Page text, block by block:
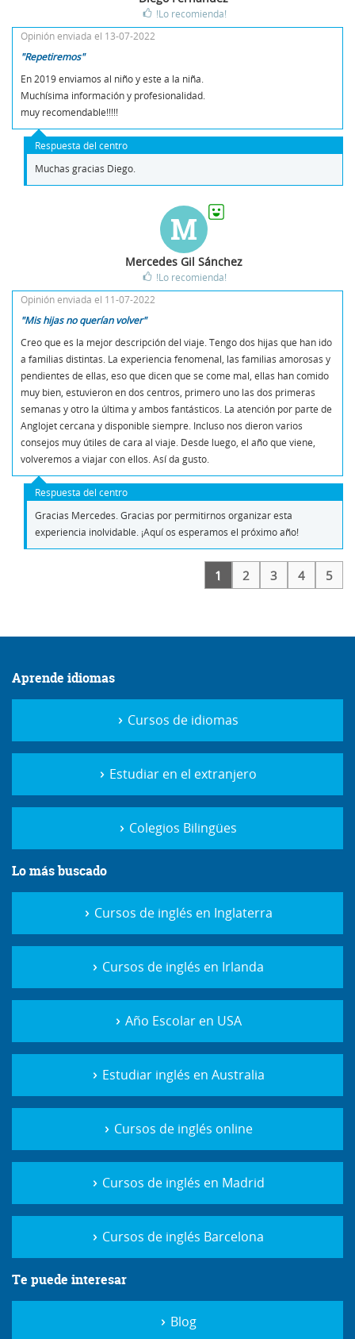
!Lo recomienda!
Opinión enviada el 13-07-2022
"Repetiremos"
En 2019 enviamos al niño y este a la niña.
Muchísima información y profesionalidad.
muy recomendable!!!!!
Respuesta del centro
Muchas gracias Diego.
M
Mercedes Gil Sánchez
!Lo recomienda!
Opinión enviada el 11-07-2022
"Mis hijas no querían volver"
Creo que es la mejor descripción del viaje. Tengo dos hijas que han ido
a familias distintas. La experiencia fenomenal, las familias amorosas y
pendientes de ellas, eso que dicen que se come mal, ellas han comido
muy bien, estuvieron en dos centros, primero uno las dos primeras
semanas y otro la última y ambos fantásticos. La atención por parte de
Anglojet cercana y disponible siempre. Incluso nos dieron varios
consejos muy útiles de cara al viaje. Desde luego, el año que viene,
volveremos a viajar con ellos. Así da gusto.
Respuesta del centro
Gracias Mercedes. Gracias por permitirnos organizar esta
experiencia inolvidable. ¡Aquí os esperamos el próximo año!
1 2 3 4 5
Aprende idiomas
Cursos de idiomas
Estudiar en el extranjero
Colegios Bilingües
Lo más buscado
Cursos de inglés en Inglaterra
Cursos de inglés en Irlanda
Año Escolar en USA
Estudiar inglés en Australia
Cursos de inglés online
Cursos de inglés en Madrid
Cursos de inglés Barcelona
Te puede interesar
Blog